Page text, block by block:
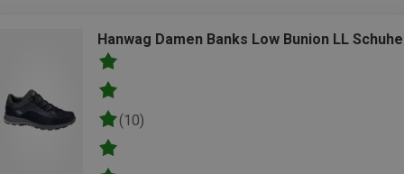
Hanwag Damen Banks Low Bunion LL Schuhe
(10)